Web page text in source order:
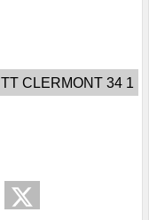
TT CLERMONT 34 1